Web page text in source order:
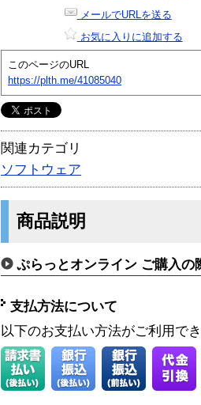
メールでURLを送る
お気に入りに追加する
このページのURL
https://plth.me/41085040
関連カテゴリ
ソフトウェア
商品説明
ぷらっとオンライン ご購入の
支払方法について
以下のお支払い方法がご利用で